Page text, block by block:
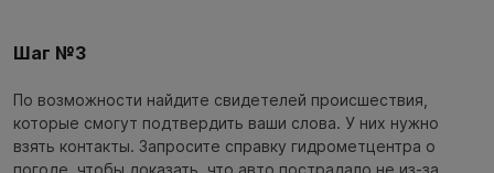
Шаг №3
По возможности найдите свидетелей происшествия,
которые смогут подтвердить ваши слова. У них нужно
взять контакты. Запросите справку гидрометцентра о
погоде, чтобы доказать, что авто пострадало не из-за